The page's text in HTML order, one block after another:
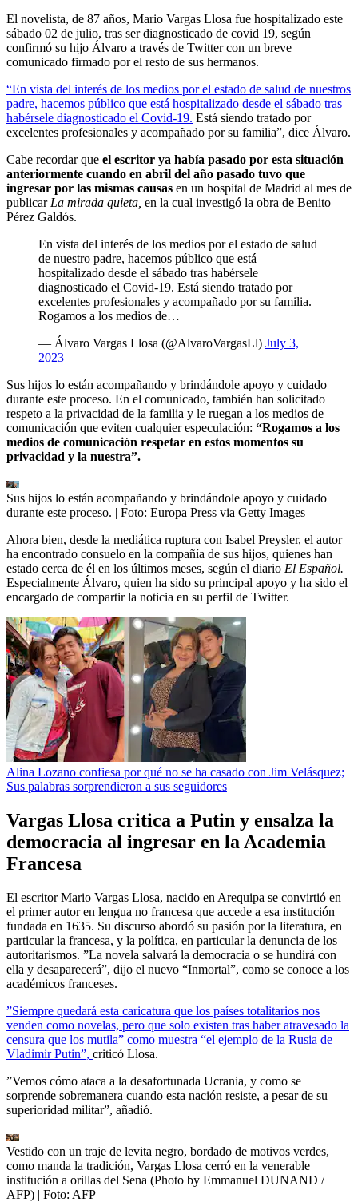
El novelista, de 87 años, Mario Vargas Llosa fue hospitalizado este
sábado 02 de julio, tras ser diagnosticado de covid 19, según
confirmó su hijo Álvaro a través de Twitter con un breve
comunicado firmado por el resto de sus hermanos.
“En vista del interés de los medios por el estado de salud de nuestros
padre, hacemos público que está hospitalizado desde el sábado tras
habérsele diagnosticado el Covid-19. Está siendo tratado por
excelentes profesionales y acompañado por su familia”, dice Álvaro.
Cabe recordar que el escritor ya había pasado por esta situación
anteriormente cuando en abril del año pasado tuvo que
ingresar por las mismas causas en un hospital de Madrid al mes de
publicar La mirada quieta, en la cual investigó la obra de Benito
Pérez Galdós.
En vista del interés de los medios por el estado de salud
de nuestro padre, hacemos público que está
hospitalizado desde el sábado tras habérsele
diagnosticado el Covid-19. Está siendo tratado por
excelentes profesionales y acompañado por su familia.
Rogamos a los medios de…
— Álvaro Vargas Llosa (@AlvaroVargasLl) July 3,
2023
Sus hijos lo están acompañando y brindándole apoyo y cuidado
durante este proceso. En el comunicado, también han solicitado
respeto a la privacidad de la familia y le ruegan a los medios de
comunicación que eviten cualquier especulación: “Rogamos a los
medios de comunicación respetar en estos momentos su
privacidad y la nuestra”.
Sus hijos lo están acompañando y brindándole apoyo y cuidado
durante este proceso. | Foto: Europa Press via Getty Images
Ahora bien, desde la mediática ruptura con Isabel Preysler, el autor
ha encontrado consuelo en la compañía de sus hijos, quienes han
estado cerca de él en los últimos meses, según el diario El Español.
Especialmente Álvaro, quien ha sido su principal apoyo y ha sido el
encargado de compartir la noticia en su perfil de Twitter.
Alina Lozano confiesa por qué no se ha casado con Jim Velásquez;
Sus palabras sorprendieron a sus seguidores
Vargas Llosa critica a Putin y ensalza la
democracia al ingresar en la Academia
Francesa
El escritor Mario Vargas Llosa, nacido en Arequipa se convirtió en
el primer autor en lengua no francesa que accede a esa institución
fundada en 1635. Su discurso abordó su pasión por la literatura, en
particular la francesa, y la política, en particular la denuncia de los
autoritarismos. ”La novela salvará la democracia o se hundirá con
ella y desaparecerá”, dijo el nuevo “Inmortal”, como se conoce a los
académicos franceses.
”Siempre quedará esta caricatura que los países totalitarios nos
venden como novelas, pero que solo existen tras haber atravesado la
censura que los mutila” como muestra “el ejemplo de la Rusia de
Vladimir Putin”, criticó Llosa.
”Vemos cómo ataca a la desafortunada Ucrania, y como se
sorprende sobremanera cuando esta nación resiste, a pesar de su
superioridad militar”, añadió.
Vestido con un traje de levita negro, bordado de motivos verdes,
como manda la tradición, Vargas Llosa cerró en la venerable
institución a orillas del Sena (Photo by Emmanuel DUNAND /
AFP) | Foto: AFP